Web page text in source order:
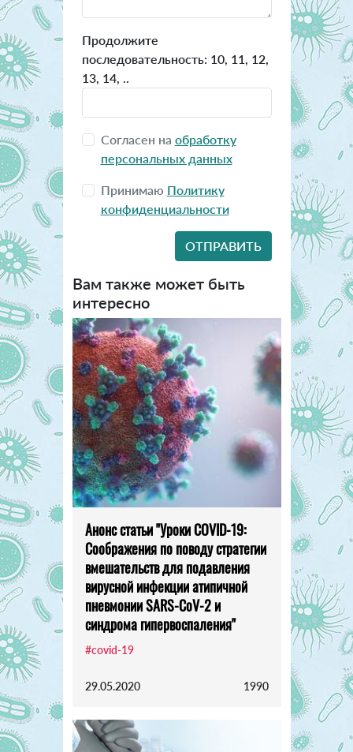
Продолжите
последовательность: 10, 11, 12,
13, 14, ..
Согласен на обработку
персональных данных
Принимаю Политику
конфиденциальности
Вам также может быть
интересно
Анонс статьи "Уроки COVID-19:
Соображения по поводу стратегии
вмешательств для подавления
вирусной инфекции атипичной
пневмонии SARS-CoV-2 и
синдрома гипервоспаления"
#covid-19
29.05.2020 1990